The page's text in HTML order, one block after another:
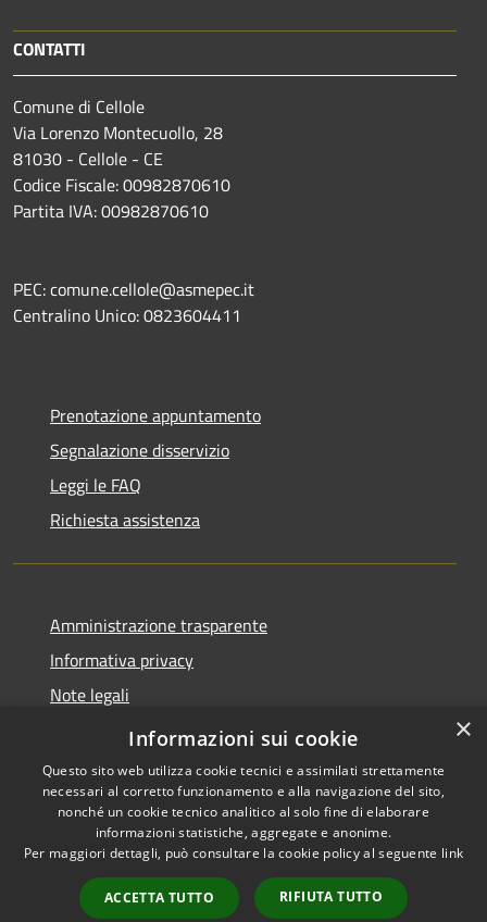
CONTATTI
Comune di Cellole
Via Lorenzo Montecuollo, 28
81030 - Cellole - CE
Codice Fiscale: 00982870610
Partita IVA: 00982870610
PEC: comune.cellole@asmepec.it
Centralino Unico: 0823604411
Prenotazione appuntamento
Segnalazione disservizio
Leggi le FAQ
Richiesta assistenza
Amministrazione trasparente
Informativa privacy
Note legali
Dichiarazione di accessibilità
Accessibilità
Copyright © 2026 • Comune di
Cellole • Powered by
Municipium•
Accesso
×
Informazioni sui cookie
Questo sito web utilizza cookie tecnici e assimilati strettamente
necessari al corretto funzionamento e alla navigazione del sito,
nonché un cookie tecnico analitico al solo fine di elaborare
informazioni statistiche, aggregate e anonime.
Per maggiori dettagli, può consultare la cookie policy al seguente link
ACCETTA TUTTO RIFIUTA TUTTO